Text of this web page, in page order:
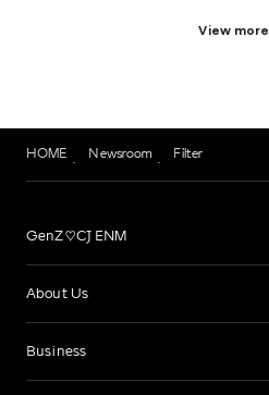
View more
HOME Newsroom Filter
GenZ♡CJ ENM
About Us
Business